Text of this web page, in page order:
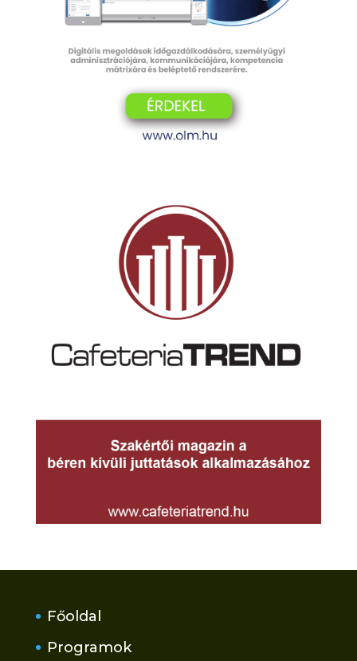
Főoldal
Programok